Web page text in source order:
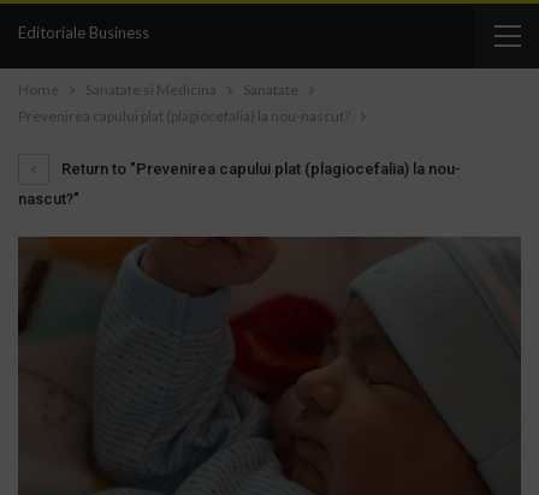
Editoriale Business
Home Sanatate si Medicina
Sanatate
Prevenirea capului plat (plagiocefalia) la nou-nascut?
Return to "Prevenirea capului plat (plagiocefalia) la nou-
nascut?"